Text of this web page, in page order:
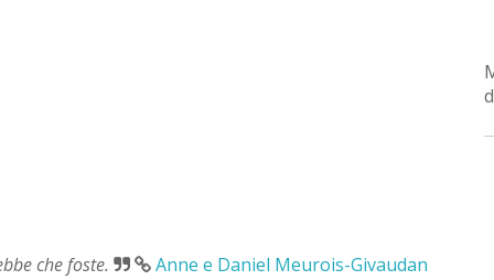
che foste. Anne e Daniel Meurois-Givaudan